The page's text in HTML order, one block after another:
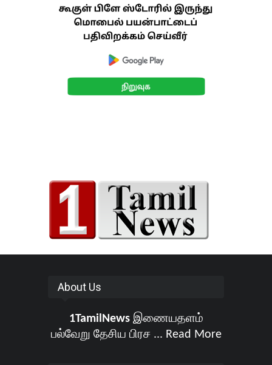
About Us
1TamilNewsஇணையதளம்
பல்வேறு தேசிய பிரச ... Read More